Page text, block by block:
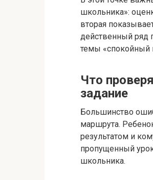
школьника»:
вторая
действенный ряд
темы «спокойный
Что
задание
Большинство
маршрута.
результатом и
пропущенный
школьника.